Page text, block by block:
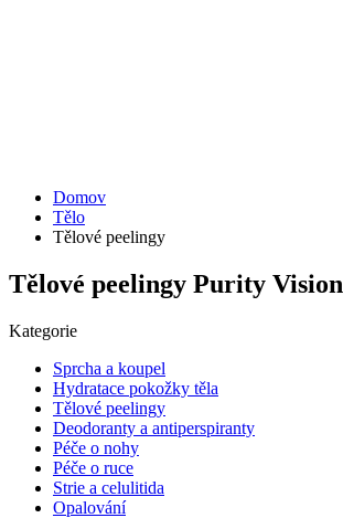
Domov
Tělo
Tělové peelingy
Tělové peelingy Purity Vision
Kategorie
Sprcha a koupel
Hydratace pokožky těla
Tělové peelingy
Deodoranty a antiperspiranty
Péče o nohy
Péče o ruce
Strie a celulitida
Opalování